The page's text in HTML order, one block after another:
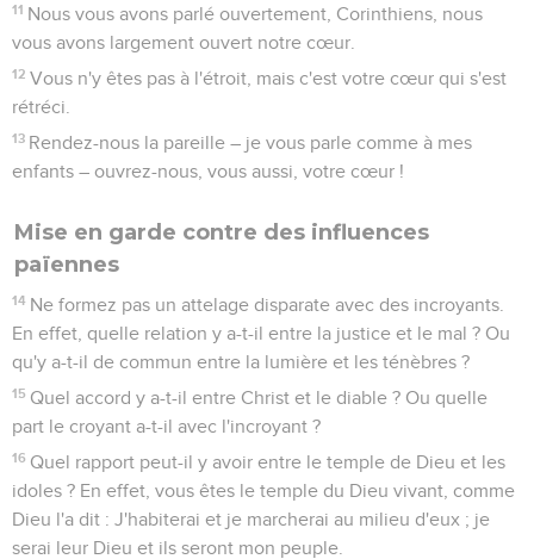
11 Nous vous avons parlé ouvertement, Corinthiens, nous
vous avons largement ouvert notre cœur.
12 Vous n'y êtes pas à l'étroit, mais c'est votre cœur qui s'est
rétréci.
13 Rendez-nous la pareille – je vous parle comme à mes
enfants – ouvrez-nous, vous aussi, votre cœur !
Mise en garde contre des influences
païennes
14 Ne formez pas un attelage disparate avec des incroyants.
En effet, quelle relation y a-t-il entre la justice et le mal ? Ou
qu'y a-t-il de commun entre la lumière et les ténèbres ?
15 Quel accord y a-t-il entre Christ et le diable ? Ou quelle
part le croyant a-t-il avec l'incroyant ?
16 Quel rapport peut-il y avoir entre le temple de Dieu et les
idoles ? En effet, vous êtes le temple du Dieu vivant, comme
Dieu l'a dit : J'habiterai et je marcherai au milieu d'eux ; je
serai leur Dieu et ils seront mon peuple.